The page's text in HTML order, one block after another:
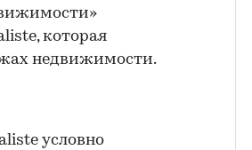
которая
недвижимости.
условно